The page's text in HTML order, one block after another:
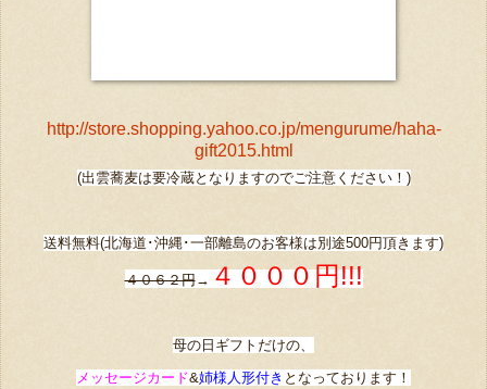
http://store.shopping.yahoo.co.jp/mengurume/haha-
gift2015.html
(出雲蕎麦は要冷蔵となりますのでご注意ください！)
送料無料(北海道･沖縄･一部離島のお客様は別途500円頂きます)
４０６２円→４０００円!!!
母の日ギフトだけの、
メッセージカード&姉様人形付き となっております！